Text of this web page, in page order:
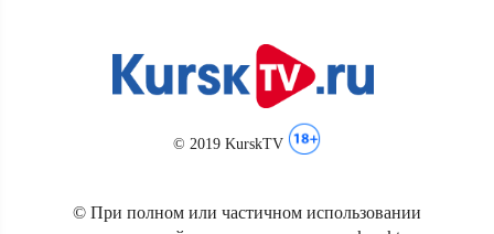
© 2019 KurskTV
© При полном или частичном использовании